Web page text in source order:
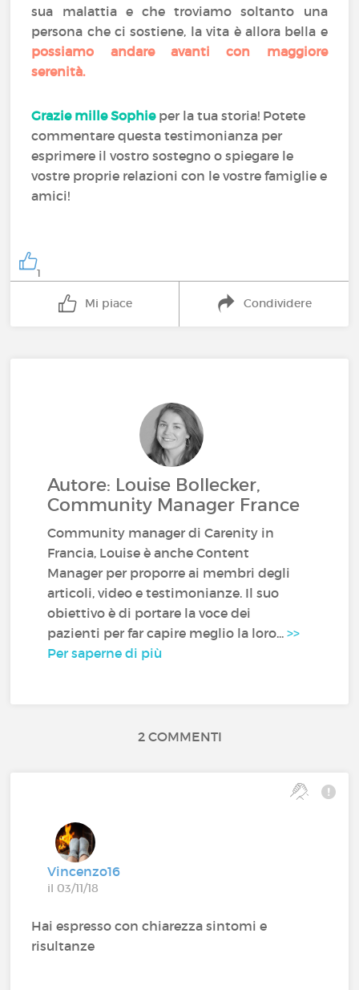
sua malattia e che troviamo soltanto una
persona che ci sostiene, la vita è allora bella e
possiamo andare avanti con maggiore
serenità.
Grazie mille Sophieper la tua storia! Potete
commentare questa testimonianza per
esprimere il vostro sostegno o spiegare le
vostre proprie relazioni con le vostre famiglie e
amici!
1
Mi piace Condividere
Autore: Louise Bollecker,
Community Manager France
Community manager di Carenity in
Francia, Louise è anche Content
Manager per proporre ai membri degli
articoli, video e testimonianze. Il suo
obiettivo è di portare la voce dei
pazienti per far capire meglio la loro...>>
Per saperne di più
2 COMMENTI
Vincenzo16
il 03/11/18
Hai espresso con chiarezza sintomi e
risultanze